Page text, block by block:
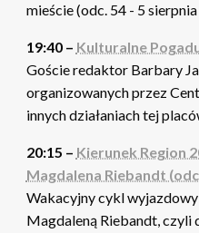
mieście (odc. 54 - 5
19:40 – Kulturalne
Goście redaktor Barbary
organizowanych przez
innych działaniach tej
20:15 – Kierunek Region
Magdalena Riebandt
Wakacyjny cykl
Magdaleną Riebandt,